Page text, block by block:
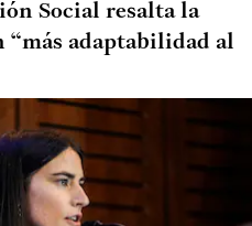
Social resalta la
“más adaptabilidad al